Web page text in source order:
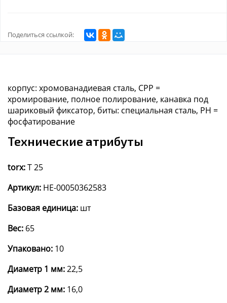
Поделиться ссылкой:
корпус: хромованадиевая сталь, CPP =
хромирование, полное полирование, канавка под
шариковый фиксатор, биты: специальная сталь, PH =
фосфатирование
Технические атрибуты
torx:T 25
Артикул: HE-00050362583
Базовая единица: шт
Вес: 65
Упаковано: 10
Диаметр 1 мм:22,5
Диаметр 2 мм: 16,0